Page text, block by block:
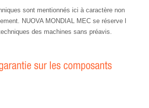
sont mentionnés ici à caractère non
NUOVA MONDIAL MEC se réserve le droit
des machines sans préavis.